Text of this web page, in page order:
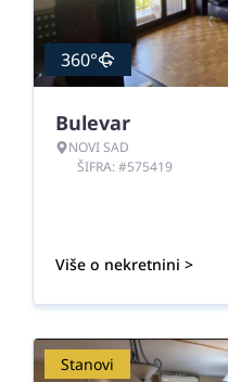
360°
Bulevar
NOVI SAD
ŠIFRA: #575419
Više o nekretnini >
Stanovi